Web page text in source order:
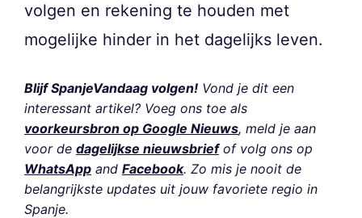
volgen en rekening te houden met
mogelijke hinder in het dagelijks leven.
Blijf SpanjeVandaag volgen! Vond je dit een
interessant artikel? Voeg ons toe als
voorkeursbron op Google Nieuws, meld je aan
voor de dagelijkse nieuwsbriefof volg ons op
WhatsApp and Facebook. Zo mis je nooit de
belangrijkste updates uit jouw favoriete regio in
Spanje.